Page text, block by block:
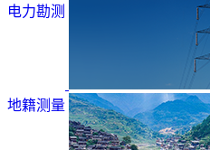
电力勘测
地籍测量